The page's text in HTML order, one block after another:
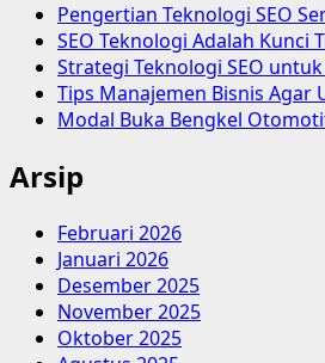
Pengertian Teknologi SEO
SEO Teknologi Adalah Kunci
Strategi Teknologi SEO
Tips Manajemen Bisnis Agar
Modal Buka Bengkel
Arsip
Februari 2026
Januari 2026
Desember 2025
November 2025
Oktober 2025